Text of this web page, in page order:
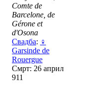
Comte de
Barcelone, de
Gérone et
d'Osona
Свадба: ♀
Garsinde de
Rouergue
Смрт: 26 април
911